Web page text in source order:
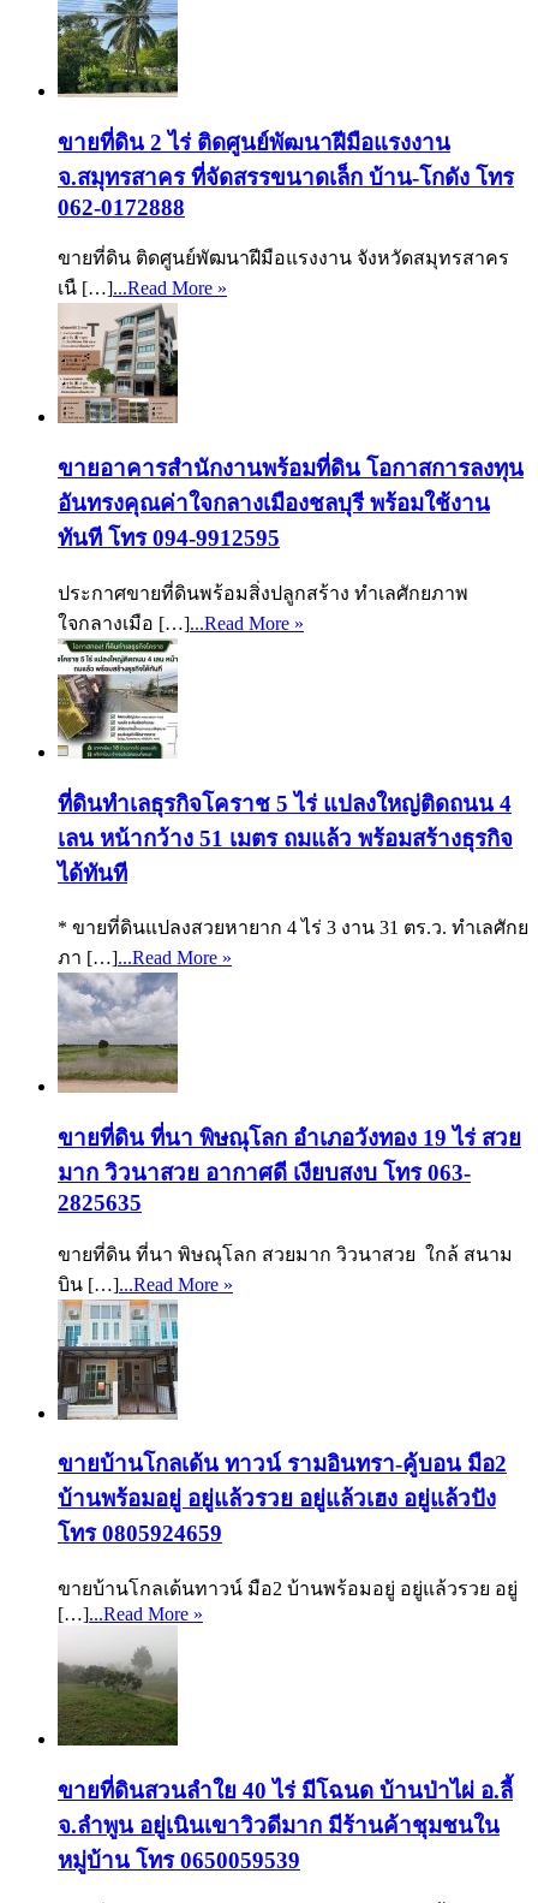
ขายที่ดิน 2 ไร่ ติดศูนย์พัฒนาฝีมือแรงงาน
จ.สมุทรสาคร ที่จัดสรรขนาดเล็ก บ้าน-โกดัง โทร
062-0172888
ขายที่ดิน ติดศูนย์พัฒนาฝีมือแรงงาน จังหวัดสมุทรสาคร
เนื […]...Read More »
ขายอาคารสำนักงานพร้อมที่ดิน โอกาสการลงทุน
อันทรงคุณค่าใจกลางเมืองชลบุรี พร้อมใช้งาน
ทันที โทร 094-9912595
ประกาศขายที่ดินพร้อมสิ่งปลูกสร้าง ทำเลศักยภาพ
ใจกลางเมือ […]...Read More »
ที่ดินทำเลธุรกิจโคราช 5 ไร่ แปลงใหญ่ติดถนน 4
เลน หน้ากว้าง 51 เมตร ถมแล้ว พร้อมสร้างธุรกิจ
ได้ทันที
* ขายที่ดินแปลงสวยหายาก 4 ไร่ 3 งาน 31 ตร.ว. ทำเลศักย
ภา […]...Read More »
ขายที่ดิน ที่นา พิษณุโลก อำเภอวังทอง 19 ไร่ สวย
มาก วิวนาสวย อากาศดี เงียบสงบ โทร 063-
2825635
ขายที่ดิน ที่นา พิษณุโลก สวยมาก วิวนาสวย ใกล้ สนาม
บิน […]...Read More »
ขายบ้านโกลเด้น ทาวน์ รามอินทรา-คู้บอน มือ2
บ้านพร้อมอยู่ อยู่แล้วรวย อยู่แล้วเฮง อยู่แล้วปัง
โทร 0805924659
ขายบ้านโกลเด้นทาวน์ มือ2 บ้านพร้อมอยู่ อยู่แล้วรวย อยู่
[…]...Read More »
ขายที่ดินสวนลำใย 40 ไร่ มีโฉนด บ้านป่าไผ่ อ.ลี้
จ.ลำพูน อยู่เนินเขาวิวดีมาก มีร้านค้าชุมชนใน
หมู่บ้าน โทร 0650059539